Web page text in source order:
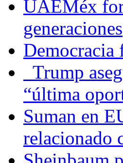
UAEMéx
generaciones
Democracia
Trump
“última
Suman en
relacionado